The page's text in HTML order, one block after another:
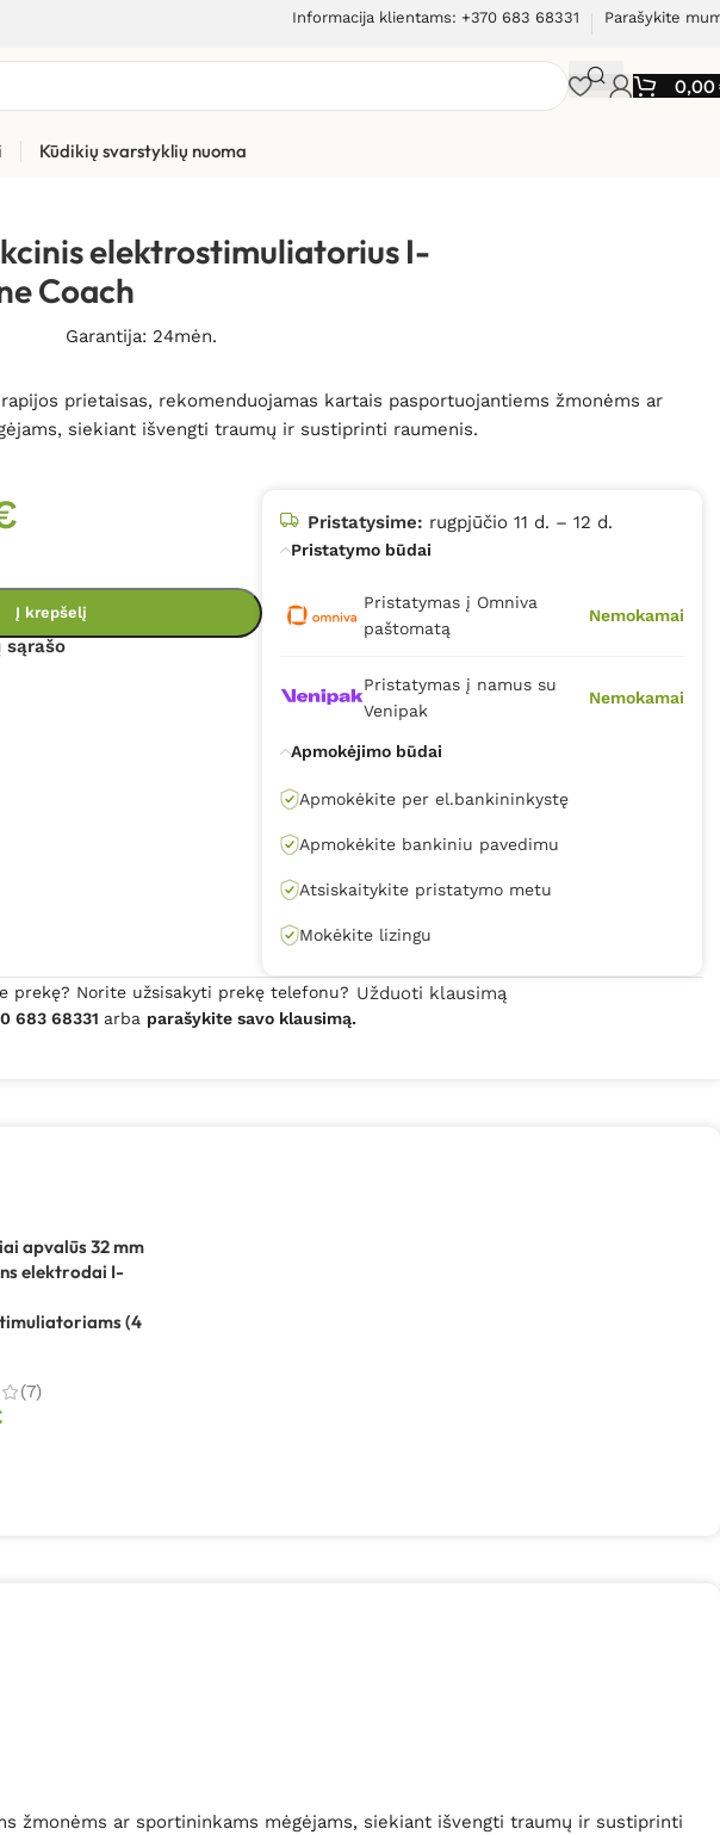
Informacija klientams: +370 683 68331 Parašykite
0,00
Kūdikių svarstyklių nuoma
elektrostimuliatorius I-TECH T-One Coach
elektrostimuliatorius I-
Coach
Garantija: 24mėn.
prietaisas, rekomenduojamas kartais pasportuojantiems žmonėms ar
siekiant išvengti traumų ir sustiprinti raumenis.
Į krepšelį
sąrašo
Pristatysime: rugpjūčio 11 d. – 12 d.
Pristatymo būdai
Pristatymas į Omniva
paštomatą
Nemokamai
Pristatymas į namus su
Venipak
Nemokamai
Apmokėjimo būdai
Apmokėkite per el.bankininkystę
Apmokėkite bankiniu pavedimu
Atsiskaitykite pristatymo metu
Mokėkite lizingu
prekę? Norite užsisakyti prekę telefonu?
683 68331 arba parašykite savo klausimą.
Užduoti klausimą
apvalūs 32 mm
elektrodai I-
(4
(7)
žmonėms ar sportininkams mėgėjams, siekiant išvengti traumų ir sustiprinti